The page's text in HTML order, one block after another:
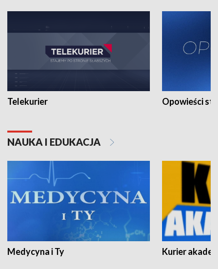
Telekurier Opowieści
NAUKA I EDUKACJA
Medycyna i Ty Kurier